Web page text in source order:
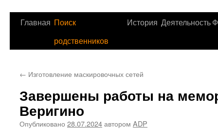
Перейти
Главная Поиск
родственников
История Деятельность
← Изготовление маскировочных сетей
Завершены работы на
Веригино
Опубликовано 28.07.2024автором ADP